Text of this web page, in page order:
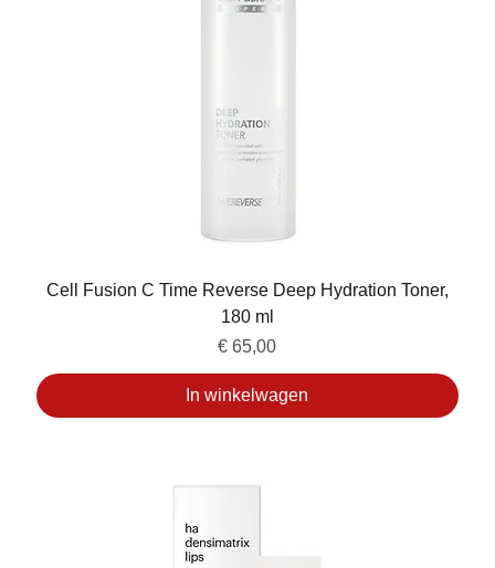
Cell Fusion C Time Reverse Deep Hydration Toner,
180 ml
Prijs
€ 65,00
In winkelwagen